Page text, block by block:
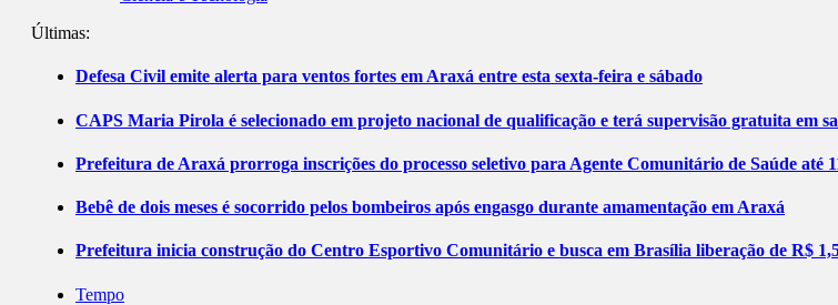
Últimas:
Defesa Civil emite alerta para ventos fortes em Araxá entre esta sexta-feira e sábado
CAPS Maria Pirola é selecionado em projeto nacional de qualificação e terá supervisão gratuita em
Prefeitura de Araxá prorroga inscrições do processo seletivo para Agente Comunitário de Saúde até
Bebê de dois meses é socorrido pelos bombeiros após engasgo durante amamentação em Araxá
Prefeitura inicia construção do Centro Esportivo Comunitário e busca em Brasília liberação de R$
Tempo